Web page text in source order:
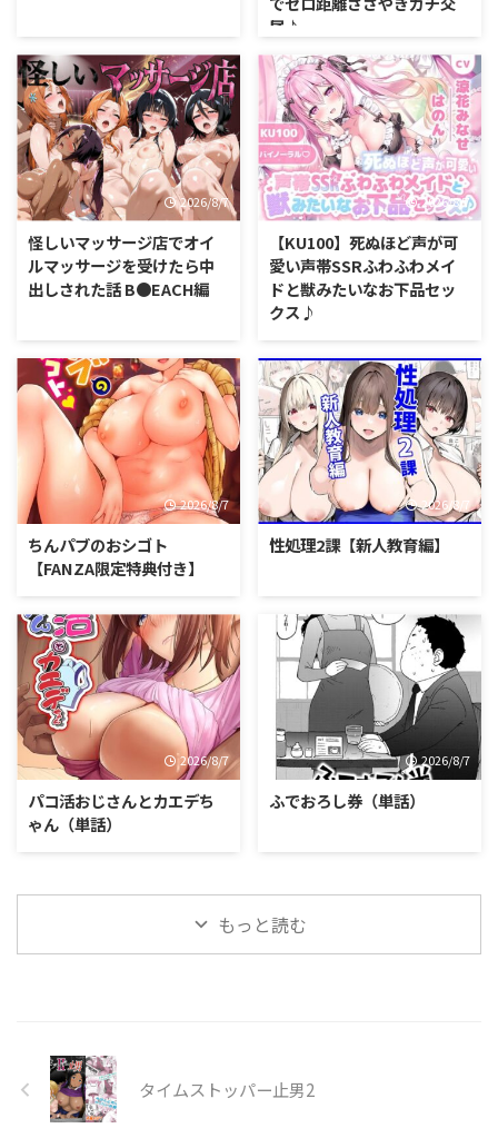
尾♪
2026/8/7
怪しいマッサージ店でオイ
ルマッサージを受けたら中
出しされた話 B●EACH編
2026/8/7
【KU100】死ぬほど声が可
愛い声帯SSRふわふわメイ
ドと獣みたいなお下品セッ
クス♪
2026/8/7
ちんパブのおシゴト
【FANZA限定特典付き】
2026/8/7
性処理2課【新人教育編】
2026/8/7
パコ活おじさんとカエデち
ゃん（単話）
2026/8/7
ふでおろし券（単話）
もっと読む
タイムストッパー止男2